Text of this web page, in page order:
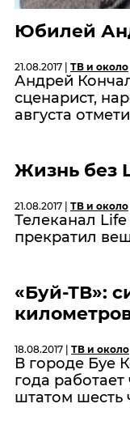
Юбилей
21.08.2017 | ТВ и около
Андрей
сценарист,
августа
Жизнь без
21.08.2017 | ТВ и около
Телеканал Life
прекратил
«Буй-ТВ»:
18.08.2017 | ТВ и около
В городе Буе
года
штатом шесть